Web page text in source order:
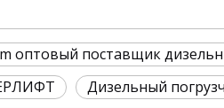
оптовый поставщик
Дизельный